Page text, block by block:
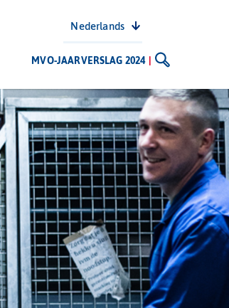
MVO-JAARVERSLAG 2024
Nederlands